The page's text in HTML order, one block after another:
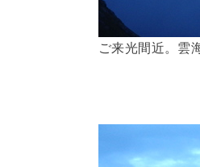
ご来光間近。雲